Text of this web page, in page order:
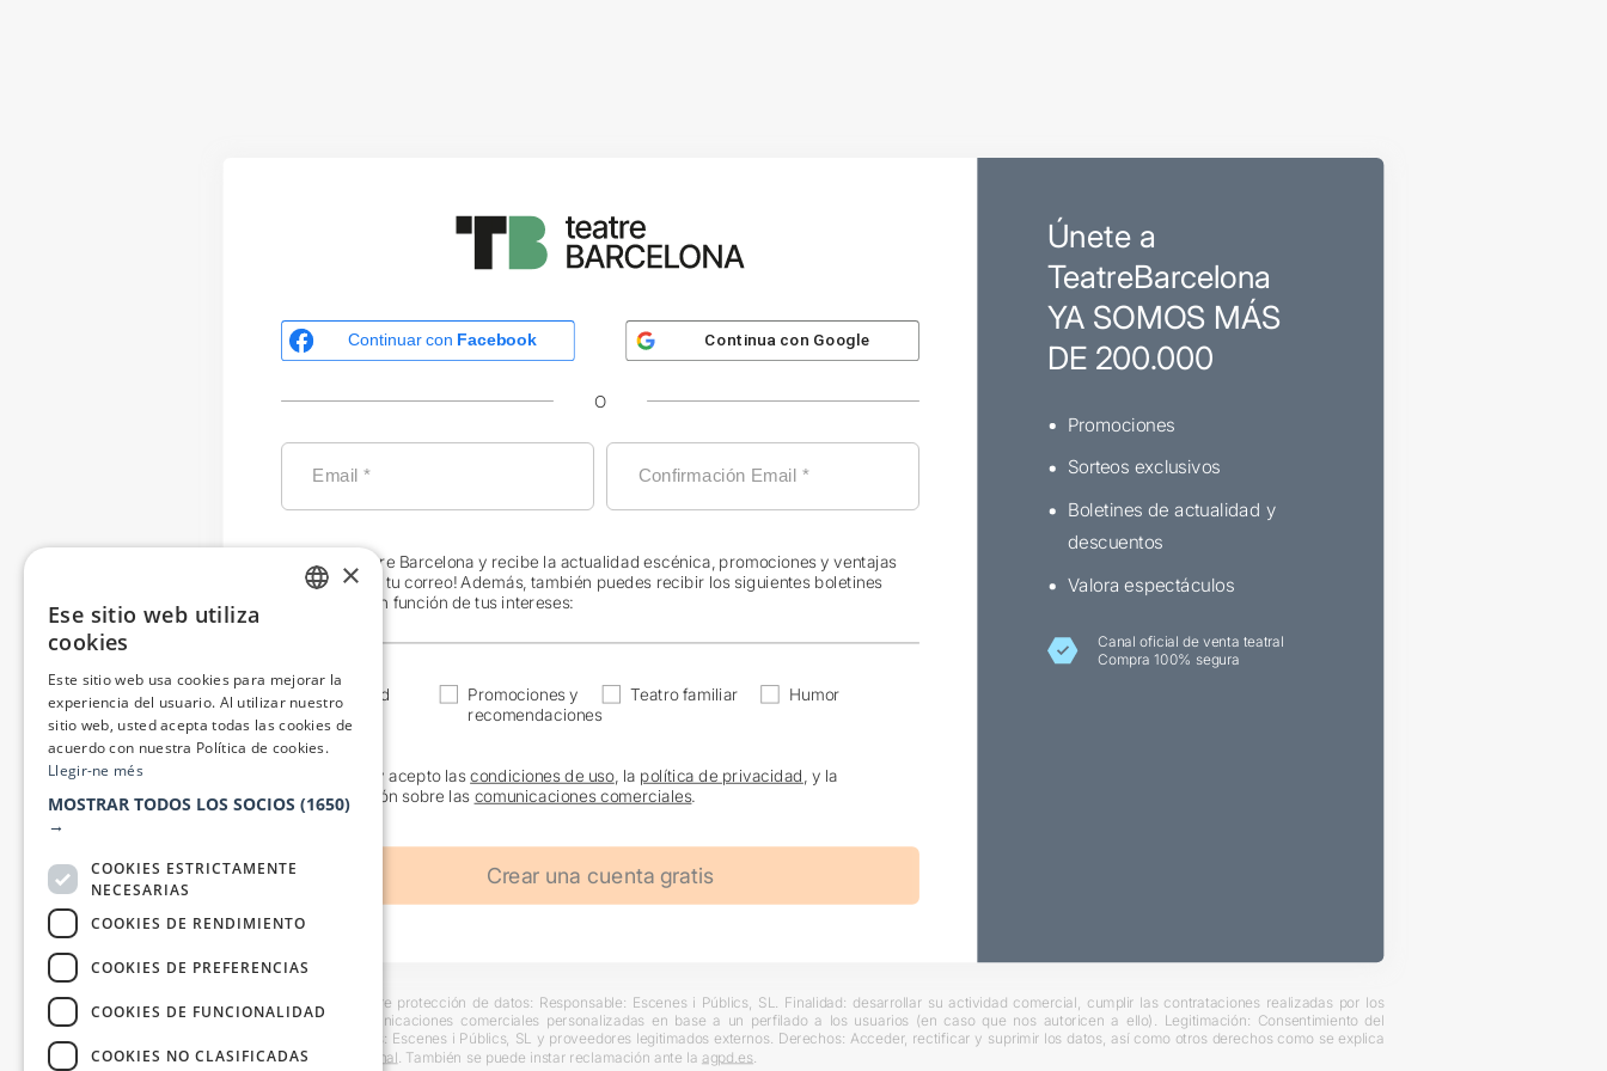
Continuar con Facebook Continua con Google
O
¡Únete a Teatre Barcelona y recibe la actualidad escénica, promociones y ventajas
exclusivas en tu correo! Además, también puedes recibir los siguientes boletines
específicos en función de tus intereses:
Actualidad
Promociones y
recomendaciones
Teatro familiar Humor
He leído y acepto lascondiciones de uso, la política de privacidad , y la
información sobre las comunicaciones comerciales.
Únete a
TeatreBarcelona
YA SOMOS MÁS
DE 200.000
Promociones
Sorteos exclusivos
Boletines de actualidad y
descuentos
Valora espectáculos
Canal oficial de venta teatral
Compra 100% segura
Información básica sobre protección de datos: Responsable: Escenes i Públics, SL. Finalidad: desarrollar su actividad comercial, cumplir las contrataciones realizadas por los
usuarios y remitir comunicaciones comerciales personalizadas en base a un perfilado a los usuarios (en caso que nos autoricen a ello). Legitimación: Consentimiento del
interesado. Destinatarios: Escenes i Públics, SL y proveedores legitimados externos. Derechos: Acceder, rectificar y suprimir los datos, así como otros derechos como se explica
en lainformación adicional . También se puede instar reclamación ante la agpd.es
×
Ese sitio web utiliza
cookies
Este sitio web usa cookies para mejorar la
experiencia del usuario. Al utilizar nuestro
sitio web, usted acepta todas las cookies de
acuerdo con nuestra Política de cookies.
Llegir-ne més
MOSTRAR TODOS LOS SOCIOS (1650)
→
COOKIES ESTRICTAMENTE
NECESARIAS
COOKIES DE RENDIMIENTO
COOKIES DE PREFERENCIAS
COOKIES DE FUNCIONALIDAD
COOKIES NO CLASIFICADAS